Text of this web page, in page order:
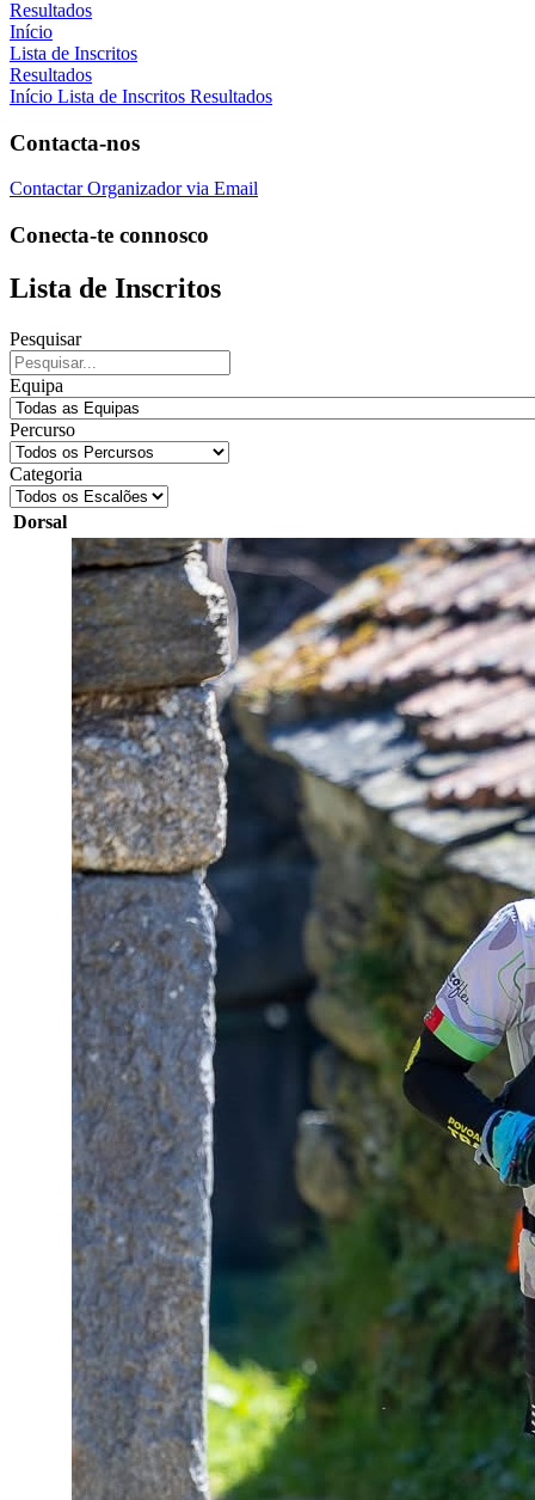
Resultados
Início
Lista de Inscritos
Resultados
Início Lista de Inscritos Resultados
Contacta-nos
Contactar Organizador via Email
Conecta-te connosco
Lista de Inscritos
Pesquisar
Equipa
Percurso
Categoria
Dorsal